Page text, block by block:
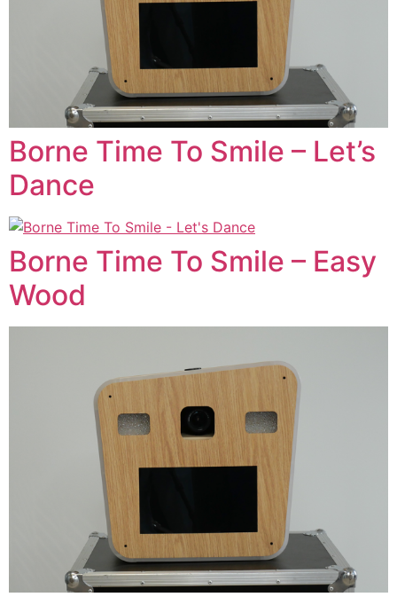
Borne Time To Smile – Let’s
Dance
Borne Time To Smile – Easy
Wood